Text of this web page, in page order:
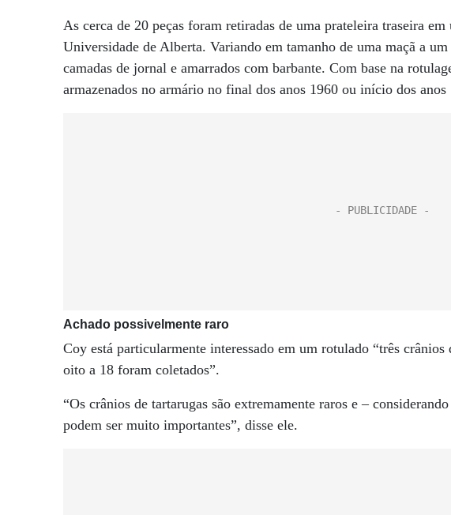
As cerca de 20 peças foram retiradas de uma prateleira traseira
Universidade de Alberta. Variando em tamanho de uma maçã a
camadas de jornal e amarrados com barbante. Com base na
armazenados no armário no final dos anos 1960 ou início dos anos
Achado possivelmente raro
Coy está particularmente interessado em um rotulado “três
oito a 18 foram coletados”.
“Os crânios de tartarugas são extremamente raros e –
podem ser muito importantes”, disse ele.